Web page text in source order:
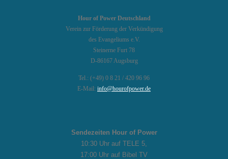
Hour of Power Deutschland
Verein zur Förderung der Verkündigung
des Evangeliums e.V.
Steinerne Furt 78
D-86167 Augsburg
Tel.: (+49) 0 8 21 / 420 96 96
E-Mail: info@hourofpower.de
Sendezeiten Hour of Power
10:30 Uhr auf TELE 5,
17:00 Uhr auf Bibel TV